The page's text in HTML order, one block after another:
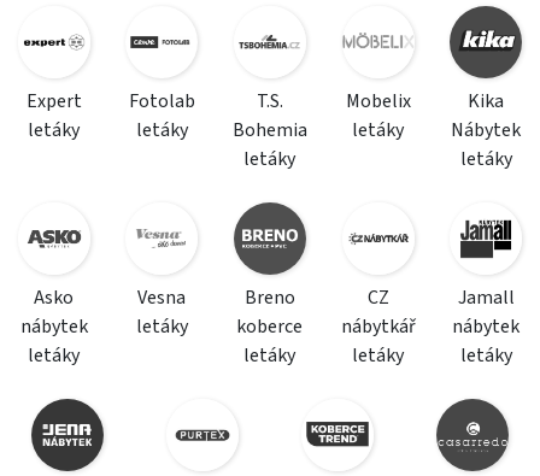
Expert
letáky
Fotolab
letáky
T.S.
Bohemia
letáky
Mobelix
letáky
Kika
Nábytek
letáky
Asko
nábytek
letáky
Vesna
letáky
Breno
koberce
letáky
CZ
nábytkář
letáky
Jamall
nábytek
letáky